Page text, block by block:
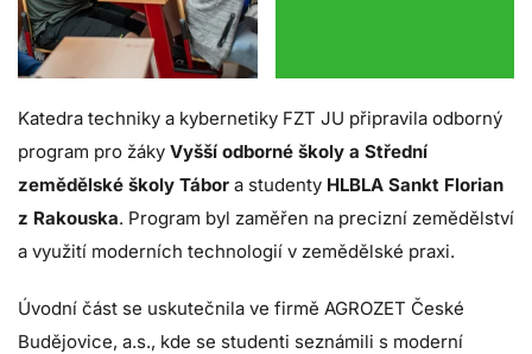
Katedra techniky a kybernetiky FZT JU připravila odborný
program pro žáky Vyšší odborné školy a Střední
zemědělské školy Tábor a studenty HLBLA Sankt Florian
z Rakouska. Program byl zaměřen na precizní zemědělství
a využití moderních technologií v zemědělské praxi.
Úvodní část se uskutečnila ve firmě AGROZET České
Budějovice, a.s., kde se studenti seznámili s moderní